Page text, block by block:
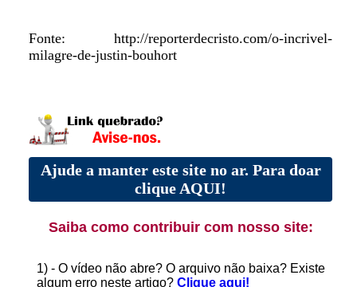
Fonte: http://reporterdecristo.com/o-incrivel-
milagre-de-justin-bouhort
Ajude a manter este site no ar. Para doar
clique AQUI!
Saiba como contribuir com nosso site:
1) - O vídeo não abre? O arquivo não baixa? Existe
algum erro neste artigo? Clique aqui!